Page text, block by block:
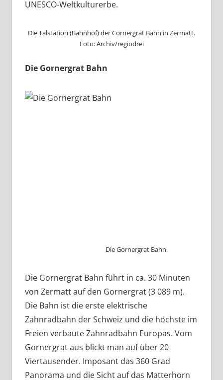
UNESCO-Weltkulturerbe.
Die Talstation (Bahnhof) der Cornergrat Bahn in Zermatt.
Foto: Archiv/regiodrei
Die Gornergrat Bahn
Die Gornergrat Bahn.
Die Gornergrat Bahn führt in ca. 30 Minuten
von Zermatt auf den Gornergrat (3 089 m).
Die Bahn ist die erste elektrische
Zahnradbahn der Schweiz und die höchste im
Freien verbaute Zahnradbahn Europas. Vom
Gornergrat aus blickt man auf über 20
Viertausender. Imposant das 360 Grad
Panorama und die Sicht auf das Matterhorn